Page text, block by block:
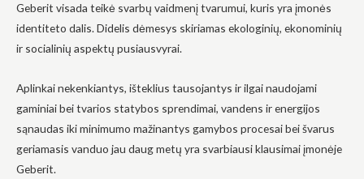
Geberit visada teikė svarbų vaidmenį tvarumui, kuris yra įmonės
identiteto dalis. Didelis dėmesys skiriamas ekologinių, ekonominių
ir socialinių aspektų pusiausvyrai.
Aplinkai nekenkiantys, išteklius tausojantys ir ilgai naudojami
gaminiai bei tvarios statybos sprendimai, vandens ir energijos
sąnaudas iki minimumo mažinantys gamybos procesai bei švarus
geriamasis vanduo jau daug metų yra svarbiausi klausimai įmonėje
Geberit.
Būtinas